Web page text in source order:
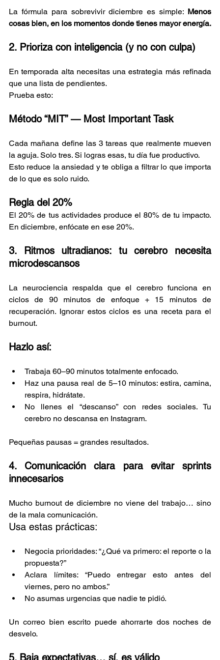
La fórmula para sobrevivir diciembre es simple: Menos
cosas bien, en los momentos donde tienes mayor energía.
2. Prioriza con inteligencia (y no con culpa)
En temporada alta necesitas una estrategia más refinada
que una lista de pendientes.
Prueba esto:
Método “MIT” — Most Important Task
Cada mañana define las 3 tareas que realmente mueven
la aguja. Solo tres. Si logras esas, tu día fue productivo.
Esto reduce la ansiedad y te obliga a filtrar lo que importa
de lo que es solo ruido.
Regla del 20%
El 20% de tus actividades produce el 80% de tu impacto.
En diciembre, enfócate en ese 20%.
3. Ritmos ultradianos: tu cerebro necesita
microdescansos
La neurociencia respalda que el cerebro funciona en
ciclos de 90 minutos de enfoque + 15 minutos de
recuperación. Ignorar estos ciclos es una receta para el
burnout.
Hazlo así:
Trabaja 60–90 minutos totalmente enfocado.
Haz una pausa real de 5–10 minutos: estira, camina,
respira, hidrátate.
No llenes el “descanso” con redes sociales. Tu
cerebro no descansa en Instagram.
Pequeñas pausas = grandes resultados.
4. Comunicación clara para evitar sprints
innecesarios
Mucho burnout de diciembre no viene del trabajo… sino
de la mala comunicación.
Usa estas prácticas:
Negocia prioridades: “¿Qué va primero: el reporte o la
propuesta?”
Aclara límites: “Puedo entregar esto antes del
viernes, pero no ambos.”
No asumas urgencias que nadie te pidió.
Un correo bien escrito puede ahorrarte dos noches de
desvelo.
5. Baja expectativas… sí, es válido